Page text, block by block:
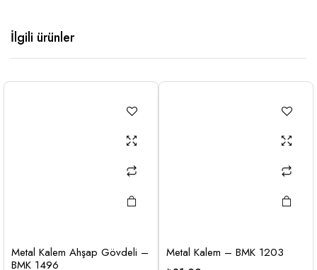
İlgili ürünler
Metal Kalem Ahşap Gövdeli –
BMK 1496
Metal Kalem – BMK 1203